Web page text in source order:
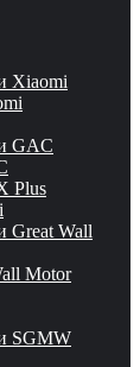
Xiaomi
GAC
Plus
Great Wall
Motor
SGMW